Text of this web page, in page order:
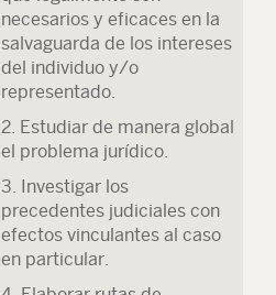
necesarios y eficaces en la
salvaguarda de los intereses
del individuo y/o
representado.
2. Estudiar de manera global
el problema jurídico.
3. Investigar los
precedentes judiciales con
efectos vinculantes al caso
en particular.